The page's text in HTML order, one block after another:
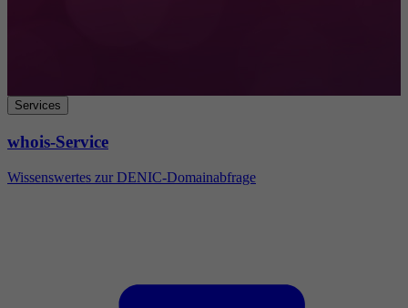
Services
whois-Service
Wissenswertes zur DENIC-Domainabfrage